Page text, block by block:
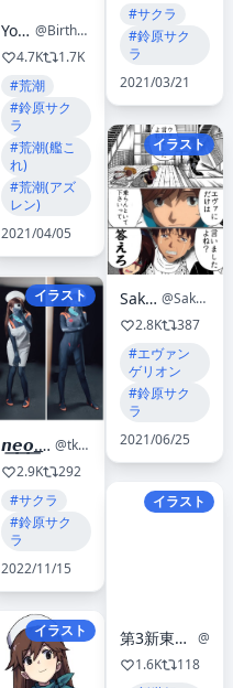
Yoshiyuki
@BirthHopeMetor
4.7K
1.7K
#荒潮
#鈴原サク
ラ
#荒潮(艦こ
れ)
#荒潮(アズ
レン)
2021/04/05
イラスト
𝙣͟𝙚͟𝙤͟.͟𝙤͟𝙢͟𝙤͟𝙘͟𝙝͟𝙞͟ ✨
@tkgw1500cc
2.9K
292
#サクラ
#鈴原サク
ラ
2022/11/15
イラスト
#サクラ
#鈴原サク
ラ
2021/03/21
イラスト
Sakuraholic
@Sakuraholic_jp
2.8K
387
#エヴァン
ゲリオン
#鈴原サク
ラ
2021/06/25
イラスト
第3新東京市@NERV 『週刊 初号機をつくる』組み立て中 ㊗️エヴァンゲリオン30th
1.6K
118